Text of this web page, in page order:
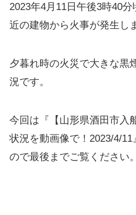
2023年4月11日午後3時40
近の建物から火事が発生し
夕暮れ時の火災で大きな黒
況です。
今回は『【山形県酒田市入
状況を動画像で！2023/4/
ので最後までご覧ください。